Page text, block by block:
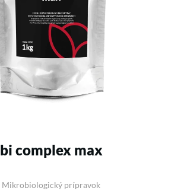
bi complex max
Mikrobiologický prípravok